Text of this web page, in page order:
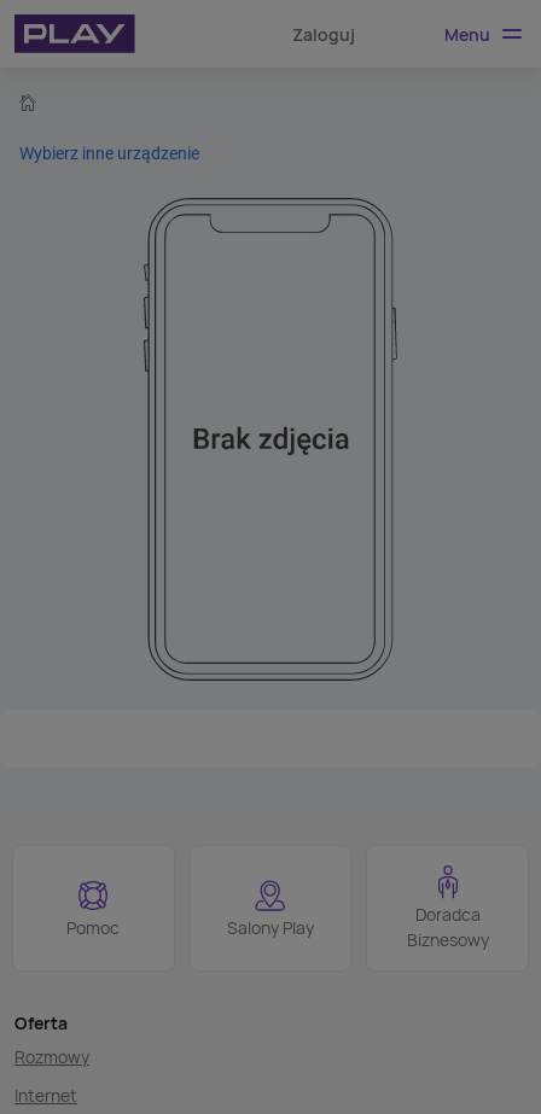
Zaloguj Menu
Wybierz inne urządzenie
Pomoc Salony Play
Doradca
Biznesowy
Oferta
Rozmowy
Internet